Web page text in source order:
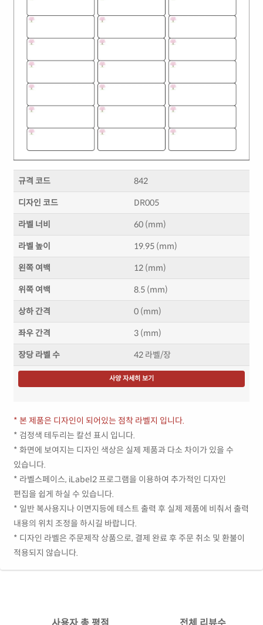
규격 코드 842
디자인 코드 DR005
라벨 너비 60 (mm)
라벨 높이 19.95 (mm)
왼쪽 여백 12 (mm)
위쪽 여백 8.5 (mm)
상하 간격 0 (mm)
좌우 간격 3 (mm)
장당 라벨 수 42 라벨/장
사양 자세히 보기
* 본 제품은 디자인이 되어있는 점착 라벨지 입니다.
* 검정색 테두리는 칼선 표시 입니다.
* 화면에 보여지는 디자인 색상은 실제 제품과 다소 차이가 있을 수
있습니다.
* 라벨스페이스, iLabel2 프로그램을 이용하여 추가적인 디자인
편집을 쉽게 하실 수 있습니다.
* 일반 복사용지나 이면지등에 테스트 출력 후 실제 제품에 비춰서 출력
내용의 위치 조정을 하시길 바랍니다.
* 디자인 라벨은 주문제작 상품으로, 결제 완료 후 주문 취소 및 환불이
적용되지 않습니다.